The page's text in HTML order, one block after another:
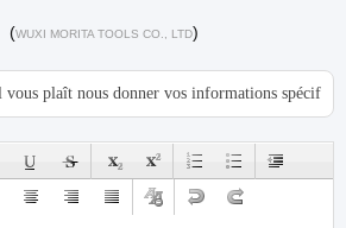
(WUXI MORITA TOOLS CO., LTD)